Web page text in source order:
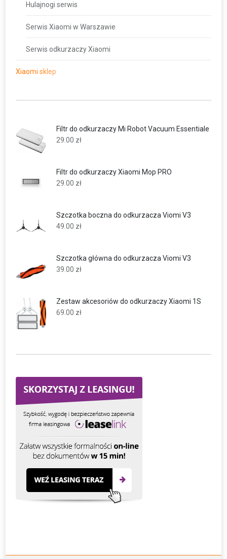
Hulajnogi serwis
Serwis Xiaomi w Warszawie
Serwis odkurzaczy Xiaomi
Xiaomi sklep
Filtr do odkurzaczy Mi Robot Vacuum Essentiale
29.00 zł
Filtr do odkurzaczy Xiaomi Mop PRO
29.00 zł
Szczotka boczna do odkurzacza Viomi V3
49.00 zł
Szczotka główna do odkurzacza Viomi V3
39.00 zł
Zestaw akcesoriów do odkurzaczy Xiaomi 1S
69.00 zł